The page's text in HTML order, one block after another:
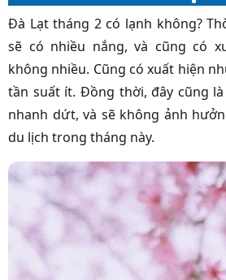
Đà Lạt tháng 2 có lạnh không?
sẽ có nhiều nắng, và cũng có
không nhiều. Cũng có xuất hiện
tần suất ít. Đồng thời, đây cũng
nhanh dứt, và sẽ không ảnh
du lịch trong tháng này.